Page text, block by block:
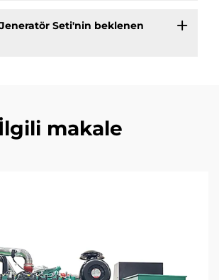
Jeneratör Seti'nin beklenen
İlgili makale